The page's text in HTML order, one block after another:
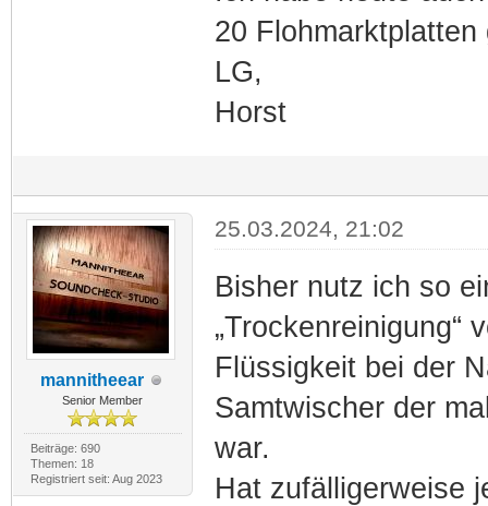
20 Flohmarktplatten
LG,
Horst
mannitheear
Senior Member
Beiträge: 690
Themen: 18
Registriert seit: Aug 2023
25.03.2024, 21:02
Bisher nutz ich so
„Trockenreinigung“
Flüssigkeit bei der
Samtwischer der
war.
Hat zufälligerweise